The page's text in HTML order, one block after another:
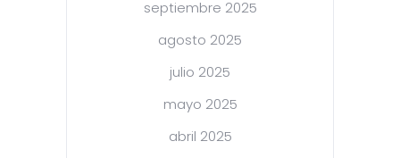
septiembre 2025
agosto 2025
julio 2025
mayo 2025
abril 2025